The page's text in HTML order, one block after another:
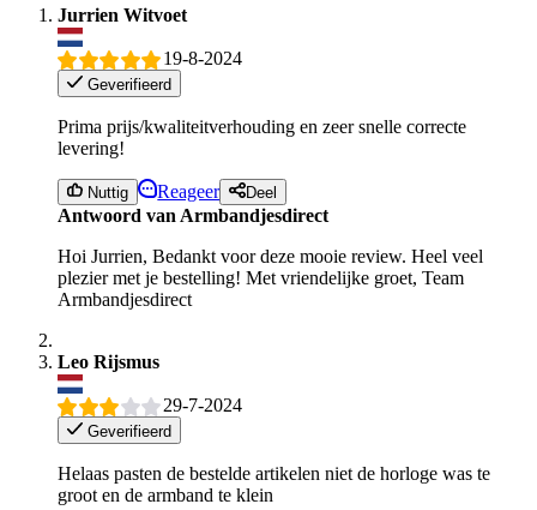
Jurrien Witvoet
19-8-2024
Geverifieerd
Prima prijs/kwaliteitverhouding en zeer snelle correcte
levering!
Nuttig Reageer Deel
Antwoord van Armbandjesdirect
Hoi Jurrien, Bedankt voor deze mooie review. Heel veel
plezier met je bestelling! Met vriendelijke groet, Team
Armbandjesdirect
Leo Rijsmus
29-7-2024
Geverifieerd
Helaas pasten de bestelde artikelen niet de horloge was te
groot en de armband te klein